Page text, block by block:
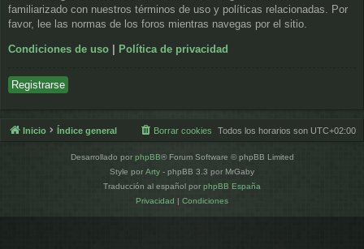
familiarizado con nuestros términos de uso y políticas relacionadas. Por
favor, lee las normas de los foros mientras navegas por el sitio.
Condiciones de uso | Política de privacidad
Registrarse
Inicio Índice general Todos los horarios son UTC+02:00
Borrar cookies
Desarrollado por phpBB® Forum Software © phpBB Limited
Style por Arty - phpBB 3.3 por MrGaby
Traducción al español por phpBB España
Privacidad | Condiciones